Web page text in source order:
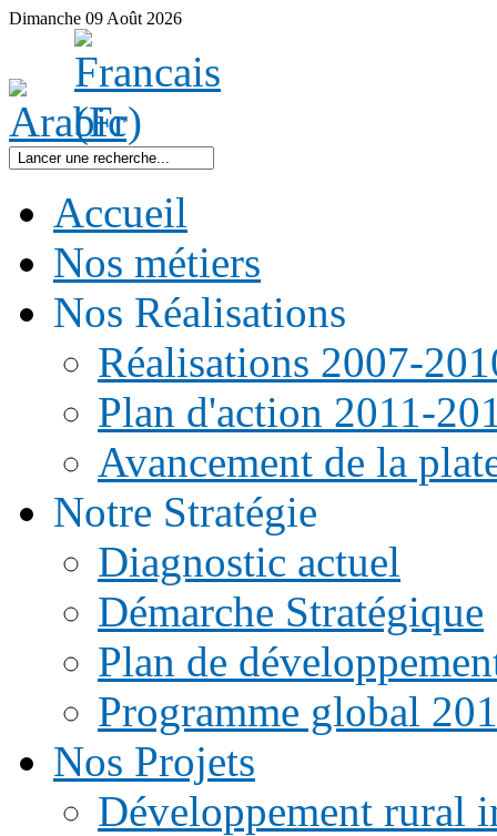
Dimanche 09 Août 2026
Accueil
Nos métiers
Nos Réalisations
Réalisations 2007-
Plan d'action 2011-
Avancement de la
Notre Stratégie
Diagnostic actuel
Démarche Stratégique
Plan de
Programme global
Nos Projets
Développement rural